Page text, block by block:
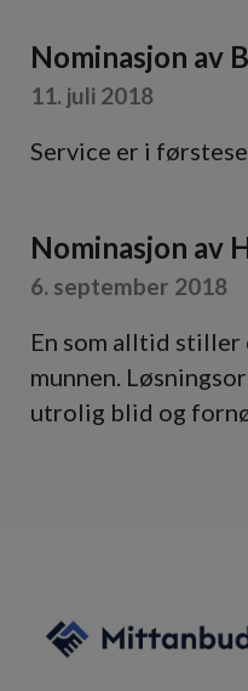
Nominasjon av
11. juli 2018
Service er i
Nominasjon av
6. september 2018
En som alltid stiller
munnen.
utrolig blid og